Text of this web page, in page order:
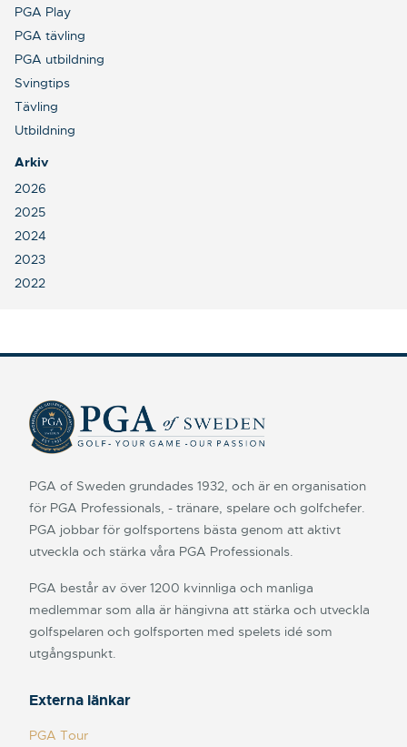
PGA Play
PGA tävling
PGA utbildning
Svingtips
Tävling
Utbildning
Arkiv
2026
2025
2024
2023
2022
PGA of Sweden grundades 1932, och är en organisation
för PGA Professionals, - tränare, spelare och golfchefer.
PGA jobbar för golfsportens bästa genom att aktivt
utveckla och stärka våra PGA Professionals.
PGA består av över 1200 kvinnliga och manliga
medlemmar som alla är hängivna att stärka och utveckla
golfspelaren och golfsporten med spelets idé som
utgångspunkt.
Externa länkar
PGA Tour